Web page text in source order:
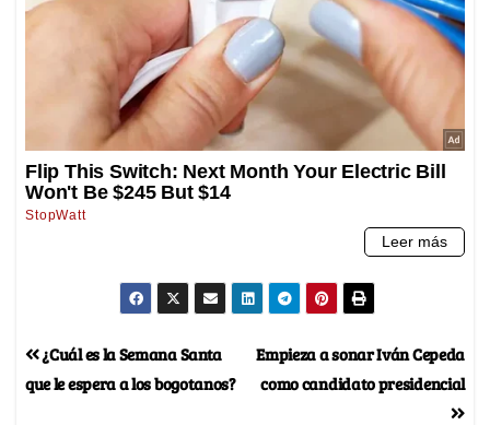
Empieza a sonar Iván Cepeda
como candidato presidencial
¿Cuál es la Semana Santa
que le espera a los bogotanos?